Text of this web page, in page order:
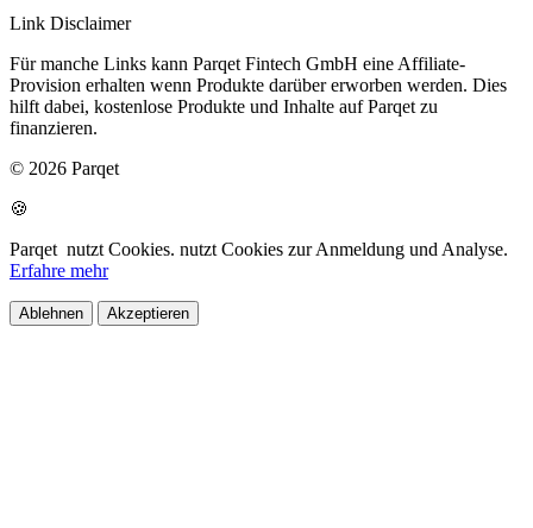
Link Disclaimer
Für manche Links kann Parqet Fintech GmbH eine Affiliate-
Provision erhalten wenn Produkte darüber erworben werden. Dies
hilft dabei, kostenlose Produkte und Inhalte auf Parqet zu
finanzieren.
© 2026 Parqet
🍪
Parqet nutzt Cookies. nutzt Cookies zur Anmeldung und Analyse.
Erfahre mehr
Ablehnen Akzeptieren